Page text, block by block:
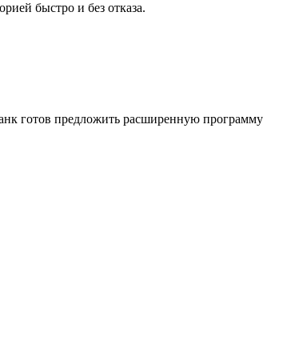
быстро и без отказа.
готов предложить расширенную программу